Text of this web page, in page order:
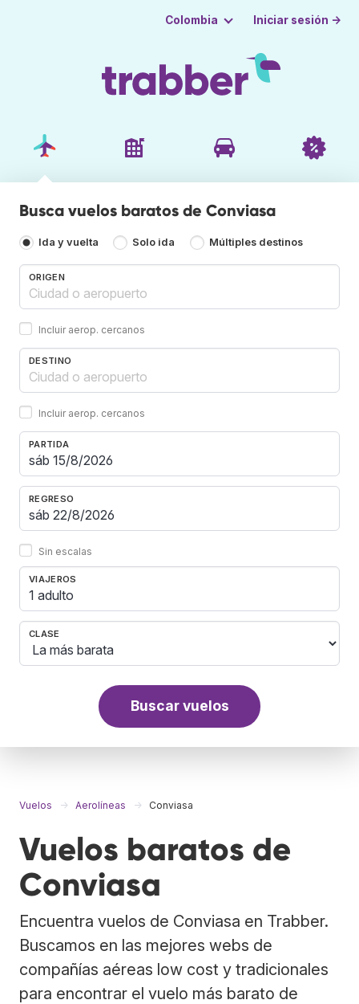
Colombia Iniciar sesión →
Busca vuelos baratos de Conviasa
Ida y vuelta Solo ida Múltiples destinos
ORIGEN
Incluir aerop. cercanos
DESTINO
Incluir aerop. cercanos
PARTIDA
REGRESO
Sin escalas
VIAJEROS
1 adulto
CLASE
Buscar vuelos
Vuelos Aerolíneas Conviasa
Vuelos baratos de
Conviasa
Encuentra vuelos de Conviasa en Trabber.
Buscamos en las mejores webs de
compañías aéreas low cost y tradicionales
para encontrar el vuelo más barato de